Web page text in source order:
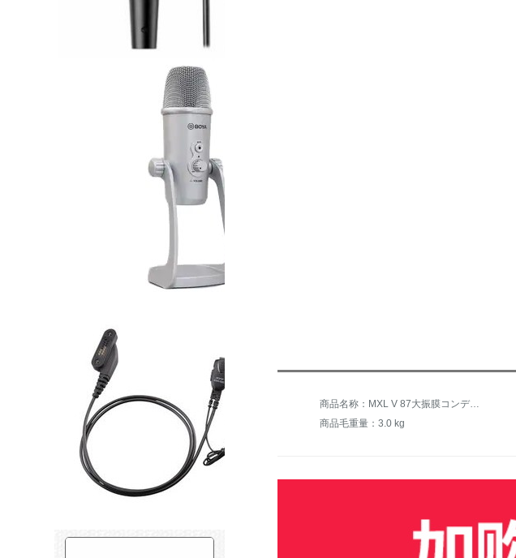
商品名称：MXL V 87大振膜コンデンサーマイクボーカル楽器K歌マイクセットコンデンサーマイク生放送キャスターマイクマイク録音専用設備midiplus studio-mセット
商品毛重量：3.0 kg